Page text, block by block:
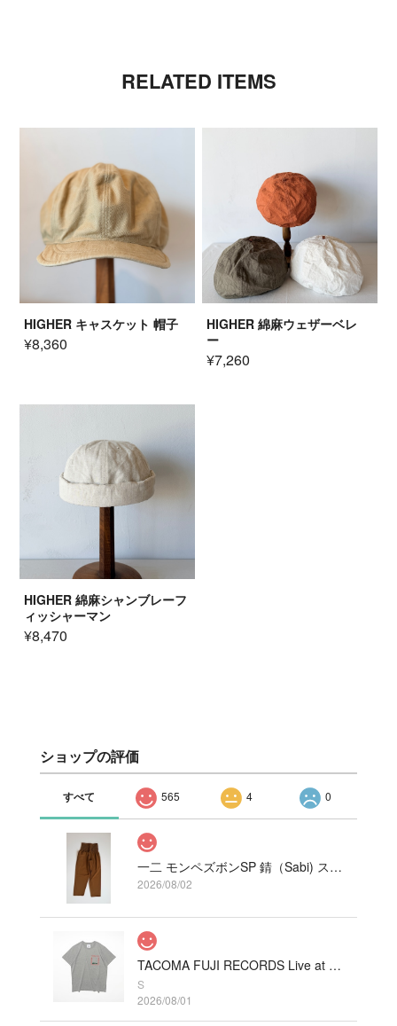
RELATED ITEMS
HIGHER キャスケット 帽子
¥8,360
HIGHER 綿麻ウェザーベレ
ー
¥7,260
HIGHER 綿麻シャンブレーフ
ィッシャーマン
¥8,470
ショップの評価
すべて 565 4 0
一二 モンペズボンSP 錆（Sabi) ストレッチ
2026/08/02
TACOMA FUJI RECORDS Live at Fillmore!? Tee designed by Hirohisa Yokoyama HEATHER GRAY
S
2026/08/01